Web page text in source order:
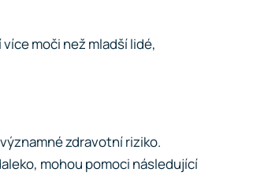
moči než mladší lidé,
zdravotní riziko.
mohou pomoci následující